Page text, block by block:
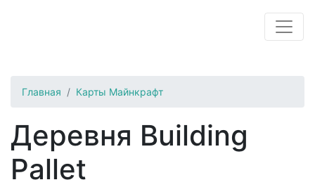
Главная Карты Майнкрафт
Деревня Building
Pallet